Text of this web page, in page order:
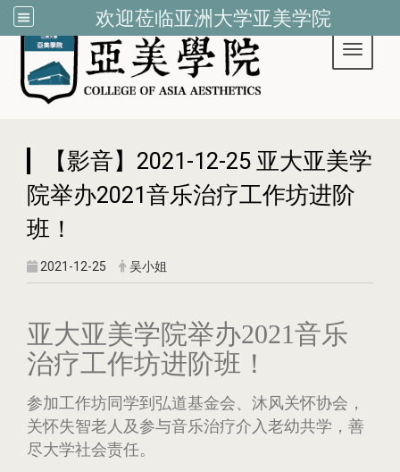
欢迎莅临亚洲大学亚美学院
Toggle
【影音】2021-12-25 亚大亚美学
院举办2021音乐治疗工作坊进阶
班！
2021-12-25 吴小姐
亚大亚美学院举办2021音乐
治疗工作坊进阶班！
参加工作坊同学到弘道基金会、沐风关怀协会，
关怀失智老人及参与音乐治疗介入老幼共学，善
尽大学社会责任。